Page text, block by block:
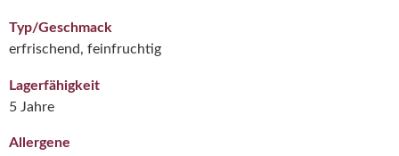
Typ/Geschmack
erfrischend, feinfruchtig
Lagerfähigkeit
5 Jahre
Allergene